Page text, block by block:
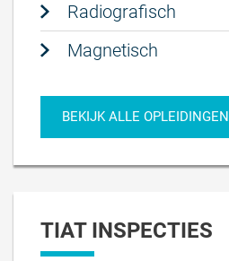
Radiografisch
Magnetisch
BEKIJK ALLE OPLEIDINGEN
TIAT INSPECTIES